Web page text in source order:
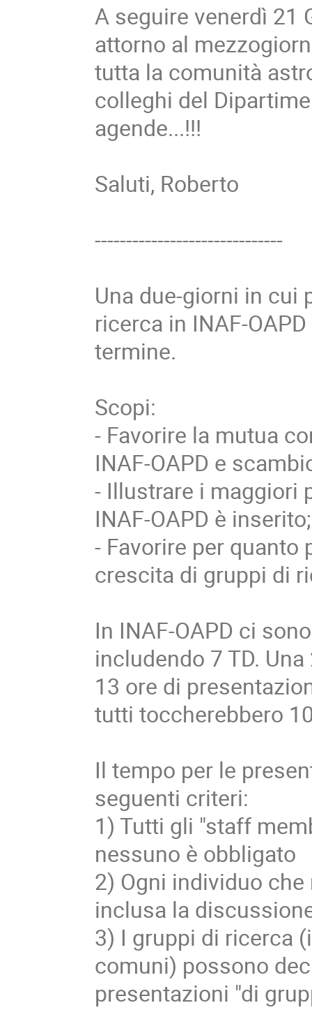
A seguire venerdì 21
attorno al
tutta la comunità
colleghi del
agende...!!!
Saluti, Roberto
------------------------------
Una due-giorni in cui
ricerca in INAF-
termine.
Scopi:
- Favorire la mutua
INAF-OAPD e
- Illustrare i maggiori
INAF-OAPD è inserito;
- Favorire per
crescita di gruppi di
In INAF-OAPD ci
includendo 7 TD.
13 ore di
tutti toccherebbero
Il tempo per le
seguenti criteri:
1) Tutti gli "staff
nessuno è obbligato
2) Ogni individuo
inclusa la
3) I gruppi di ricerca
comuni) possono
presentazioni "di